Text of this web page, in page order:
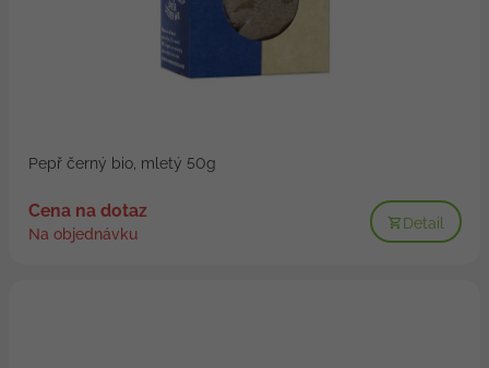
Pepř černý bio, mletý 50g
Cena na dotaz
Na objednávku
Detail